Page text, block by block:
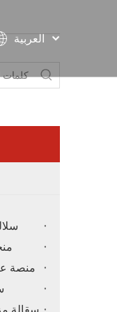
العربية
Français
منصة